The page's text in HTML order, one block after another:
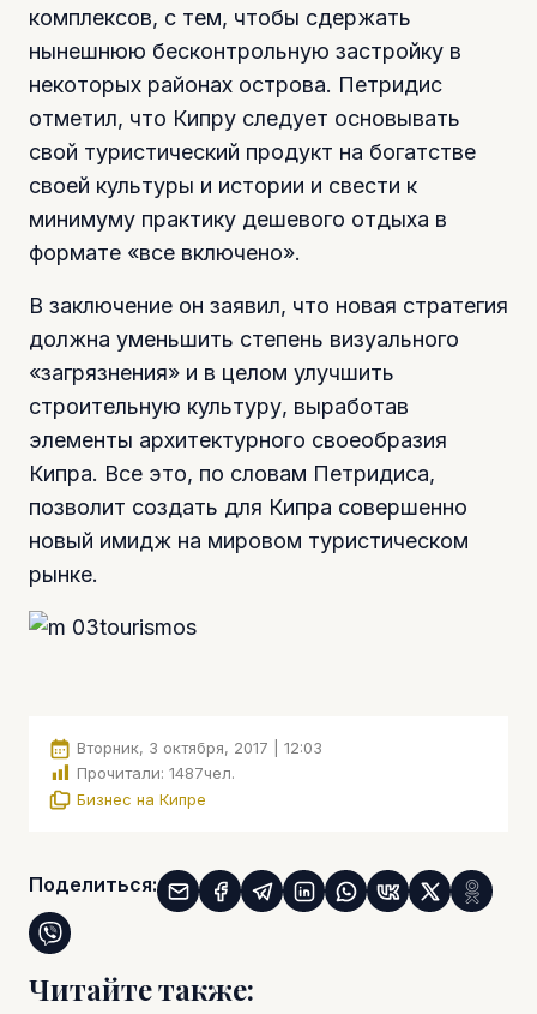
комплексов, с тем, чтобы сдержать
нынешнюю бесконтрольную застройку в
некоторых районах острова. Петридис
отметил, что Кипру следует основывать
свой туристический продукт на богатстве
своей культуры и истории и свести к
минимуму практику дешевого отдыха в
формате «все включено».
В заключение он заявил, что новая стратегия
должна уменьшить степень визуального
«загрязнения» и в целом улучшить
строительную культуру, выработав
элементы архитектурного своеобразия
Кипра. Все это, по словам Петридиса,
позволит создать для Кипра совершенно
новый имидж на мировом туристическом
рынке.
Вторник, 3 октября, 2017 | 12:03
Прочитали: 1487чел.
Бизнес на Кипре
Поделиться:
Читайте также: